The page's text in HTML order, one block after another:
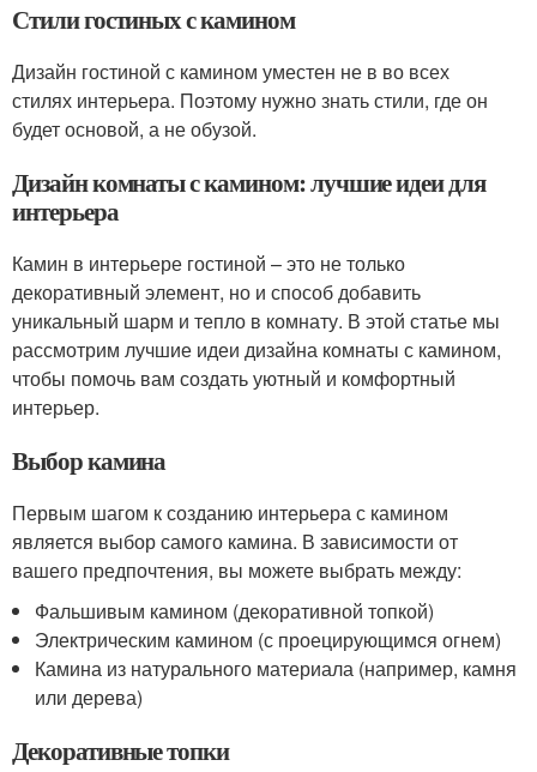
Стили гостиных с камином
Дизайн гостиной с камином уместен не в во всех
стилях интерьера. Поэтому нужно знать стили, где он
будет основой, а не обузой.
Дизайн комнаты с камином: лучшие идеи для
интерьера
Камин в интерьере гостиной – это не только
декоративный элемент, но и способ добавить
уникальный шарм и тепло в комнату. В этой статье мы
рассмотрим лучшие идеи дизайна комнаты с камином,
чтобы помочь вам создать уютный и комфортный
интерьер.
Выбор камина
Первым шагом к созданию интерьера с камином
является выбор самого камина. В зависимости от
вашего предпочтения, вы можете выбрать между:
Фальшивым камином (декоративной топкой)
Электрическим камином (с проецирующимся огнем)
Камина из натурального материала (например, камня
или дерева)
Декоративные топки